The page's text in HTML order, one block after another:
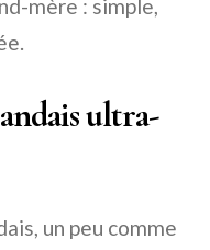
mère : simple,
ultra-
un peu comme